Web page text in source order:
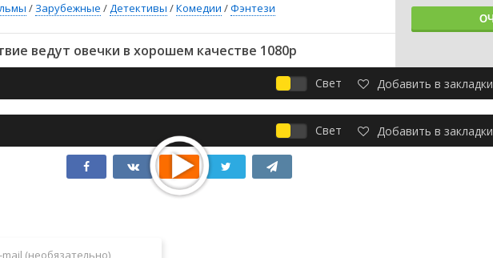
/ Зарубежные /Детективы /Комедии /Фэнтези
ведут овечки в хорошем качестве 1080p
Свет Добавить в закладки
Свет Добавить в закладки